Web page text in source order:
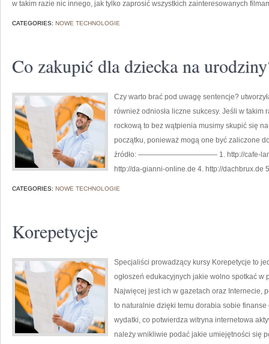
w takim razie nic innego, jak tylko zaprosić wszystkich zainteresowanych
CATEGORIES: NOWE TECHNOLOGIE
Co zakupić dla dziecka na
Czy warto brać pod uwagę sentencje?
również odniosła liczne sukcesy. Jeśli w takim
rockową to bez wątpienia musimy skupić się
początku, ponieważ mogą one być zaliczone
źródło: ——————————— 1. http://cafe-
http://da-gianni-online.de 4. http://dachbrux.de
CATEGORIES: NOWE TECHNOLOGIE
Korepetycje
Specjaliści prowadzący kursy Korepetycje to
ogłoszeń edukacyjnych jakie wolno spotkać
Najwięcej jest ich w gazetach oraz Internecie,
to naturalnie dzięki temu dorabia sobie
wydatki, co potwierdza witryna internetowa
należy wnikliwie podać jakie umiejętności się